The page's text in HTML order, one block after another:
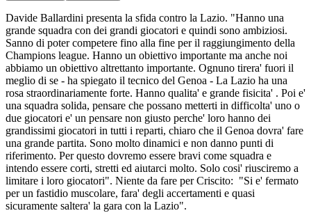
Davide Ballardini presenta la sfida contro la Lazio. "Hanno una
grande squadra con dei grandi giocatori e quindi sono ambiziosi.
Sanno di poter competere fino alla fine per il raggiungimento della
Champions league. Hanno un obiettivo importante ma anche noi
abbiamo un obiettivo altrettanto importante. Ognuno tirera' fuori il
meglio di se - ha spiegato il tecnico del Genoa - La Lazio ha una
rosa straordinariamente forte. Hanno qualita' e grande fisicita' . Poi e'
una squadra solida, pensare che possano metterti in difficolta' uno o
due giocatori e' un pensare non giusto perche' loro hanno dei
grandissimi giocatori in tutti i reparti, chiaro che il Genoa dovra' fare
una grande partita. Sono molto dinamici e non danno punti di
riferimento. Per questo dovremo essere bravi come squadra e
intendo essere corti, stretti ed aiutarci molto. Solo cosi' riusciremo a
limitare i loro giocatori". Niente da fare per Criscito: "Si e' fermato
per un fastidio muscolare, fara' degli accertamenti e quasi
sicuramente saltera' la gara con la Lazio".